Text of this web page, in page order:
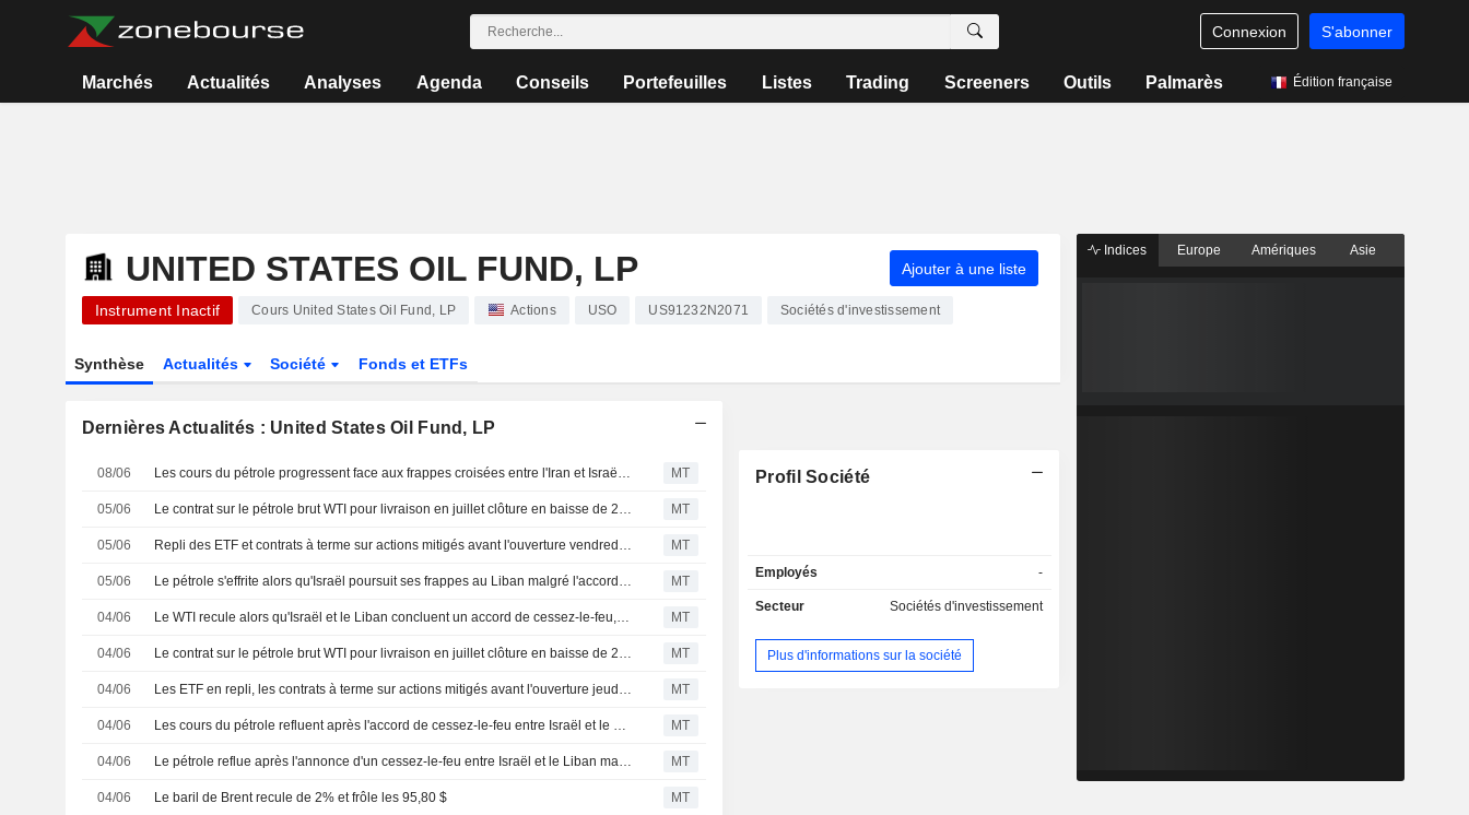
Connexion S'abonner
Marchés Actualités Analyses Agenda Conseils Portefeuilles Listes Trading Screeners Outils Palmarès Édition française
UNITED STATES OIL FUND, LP Ajouter à une liste
Instrument Inactif Cours United States Oil Fund, LP Actions USO US91232N2071 Sociétés d'investissement
Synthèse Actualités Société Fonds et ETFs
Dernières Actualités : United States Oil Fund, LP
08/06 Les cours du pétrole progressent face aux frappes croisées entre l'Iran et Israël, douchant les espoirs de fin de conflit au Moyen-Orient MT
05/06 Le contrat sur le pétrole brut WTI pour livraison en juillet clôture en baisse de 2.50 $ ; règlement à 90.54 $ le baril MT
05/06 Repli des ETF et contrats à terme sur actions mitigés avant l'ouverture vendredi après le rapport sur l'emploi de mai MT
05/06 Le pétrole s'effrite alors qu'Israël poursuit ses frappes au Liban malgré l'accord de cessez-le-feu MT
04/06 Le WTI recule alors qu'Israël et le Liban concluent un accord de cessez-le-feu, ouvrant la voie à une potentielle trêve entre les États-Unis et l'Iran MT
04/06 Le contrat sur le pétrole brut WTI pour livraison en juillet clôture en baisse de 2.98 $; s'ajuste à 93.04 $ le baril MT
04/06 Les ETF en repli, les contrats à terme sur actions mitigés avant l'ouverture jeudi alors que les investisseurs soupèsent les données économiques MT
04/06 Les cours du pétrole refluent après l'accord de cessez-le-feu entre Israël et le Liban, ouvrant la voie à une potentielle trêve entre les États-Unis et l'Iran MT
04/06 Le pétrole reflue après l'annonce d'un cessez-le-feu entre Israël et le Liban malgré la persistance des heurts MT
04/06 Le baril de Brent recule de 2% et frôle les 95,80 $ MT
Profil Société
Employés -
Secteur Sociétés d'investissement
Plus d'informations sur la société
Indices Europe Amériques Asie